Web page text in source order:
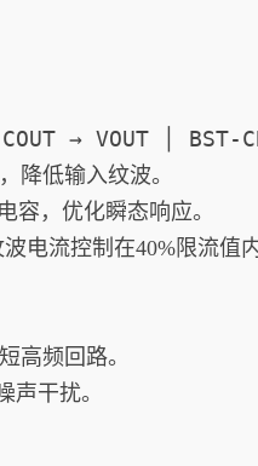
→ VOUT │ BST-
降低输入纹波。
容，优化瞬态响应。
电流控制在40%限流值内
高频回路。
声干扰。